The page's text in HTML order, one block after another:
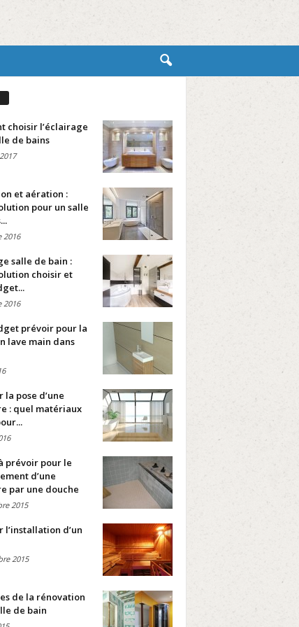
choisir l’éclairage
de bains
et aération :
pour un salle
2016
salle de bain :
choisir et
2016
prévoir pour la
lave main dans
la pose d’une
: quel matériaux
prévoir pour le
d’une
par une douche
2015
l’installation d’un
2015
de la rénovation
de bain